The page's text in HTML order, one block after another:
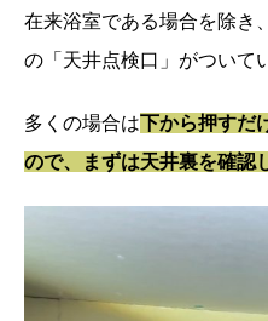
在来浴室である場合を除き
の「天井点検口」がついて
多くの場合は下から押すだ
ので、まずは天井裏を確認